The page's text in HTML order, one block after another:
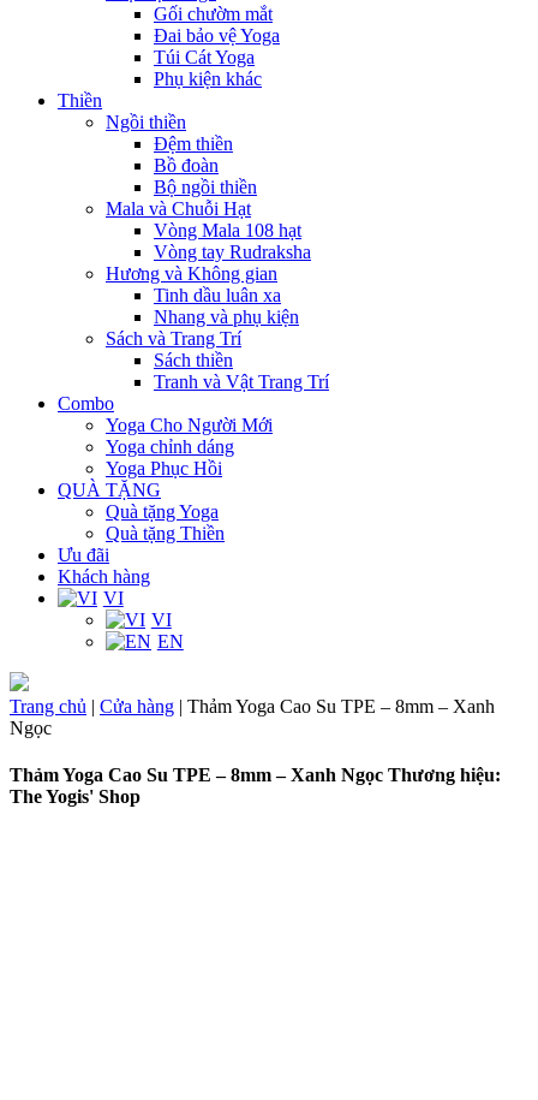
Gối chườm mắt
Đai bảo vệ Yoga
Túi Cát Yoga
Phụ kiện khác
Thiền
Ngồi thiền
Đệm thiền
Bồ đoàn
Bộ ngồi thiền
Mala và Chuỗi Hạt
Vòng Mala 108 hạt
Vòng tay Rudraksha
Hương và Không gian
Tinh dầu luân xa
Nhang và phụ kiện
Sách và Trang Trí
Sách thiền
Tranh và Vật Trang Trí
Combo
Yoga Cho Người Mới
Yoga chỉnh dáng
Yoga Phục Hồi
QUÀ TẶNG
Quà tặng Yoga
Quà tặng Thiền
Ưu đãi
Khách hàng
VI
VI
EN
Trang chủ | Cửa hàng | Thảm Yoga Cao Su TPE – 8mm – Xanh
Ngọc
Thảm Yoga Cao Su TPE – 8mm – Xanh Ngọc Thương hiệu:
The Yogis' Shop